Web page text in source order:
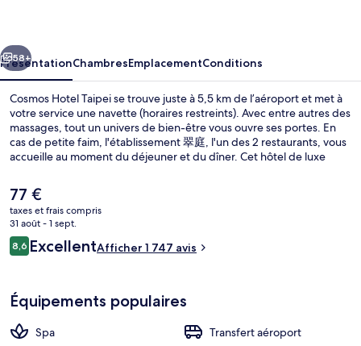
Suivant
58+
PrésentationChambresEmplacementConditions
Cosmos Hotel Taipei se trouve juste à 5,5 km de l’aéroport et met à
votre service une navette (horaires restreints). Avec entre autres des
massages, tout un univers de bien-être vous ouvre ses portes. En
cas de petite faim, l'établissement 翠庭, l'un des 2 restaurants, vous
accueille au moment du déjeuner et du dîner. Cet hôtel de luxe
bar/une épicerie fine. Les autres voyageurs aiment le fait que les
transports publics se trouvent à une courte distance de marche :
Station Shandao Temple est à 7 minutes à pied et Station de métro
de Taipei, à 8 minutes.
Le
prix
actuel
est
de
77 €
taxes et frais compris
31 août - 1 sept.
Avis
voyageurs
8,68,6 sur 10
ExcellentAfficher 1 747 avis
Équipements populaires
Spa
Transfert aéroport